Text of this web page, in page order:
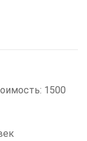
1500